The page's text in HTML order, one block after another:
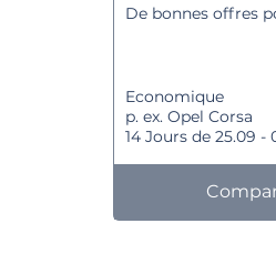
De bonnes offres
Economique
p. ex. Opel Corsa
14 Jours de 25.09 -